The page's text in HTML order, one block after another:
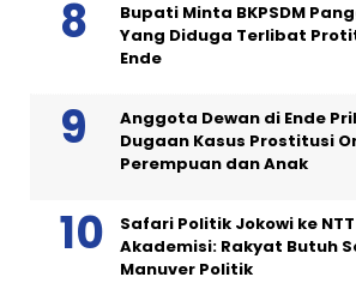
Bupati Minta BKPSDM
Yang Diduga Terlibat
Ende
Anggota Dewan di Ende
Dugaan Kasus Prostitusi
Perempuan dan Anak
Safari Politik Jokowi ke
Akademisi: Rakyat Butuh
Manuver Politik